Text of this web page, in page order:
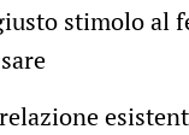
stimolo al